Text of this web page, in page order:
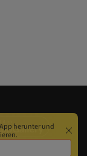
herunter und
AGB